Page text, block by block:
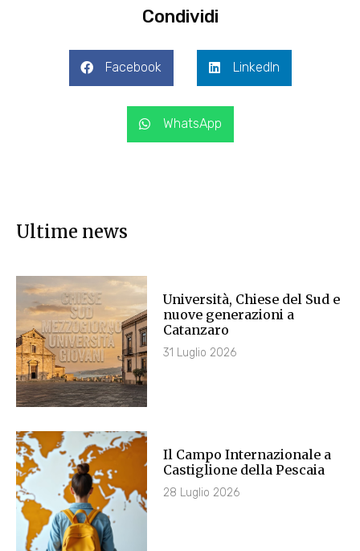
Condividi
Facebook LinkedIn
WhatsApp
Ultime news
Università, Chiese del Sud e
nuove generazioni a
Catanzaro
31 Luglio 2026
Il Campo Internazionale a
Castiglione della Pescaia
28 Luglio 2026